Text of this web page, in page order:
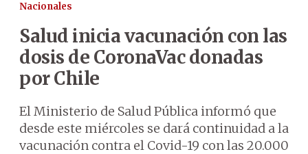
Nacionales
Salud inicia vacunación con las
dosis de CoronaVac donadas
por Chile
El Ministerio de Salud Pública informó que
desde este miércoles se dará continuidad a la
vacunación contra el Covid-19 con las 20.000